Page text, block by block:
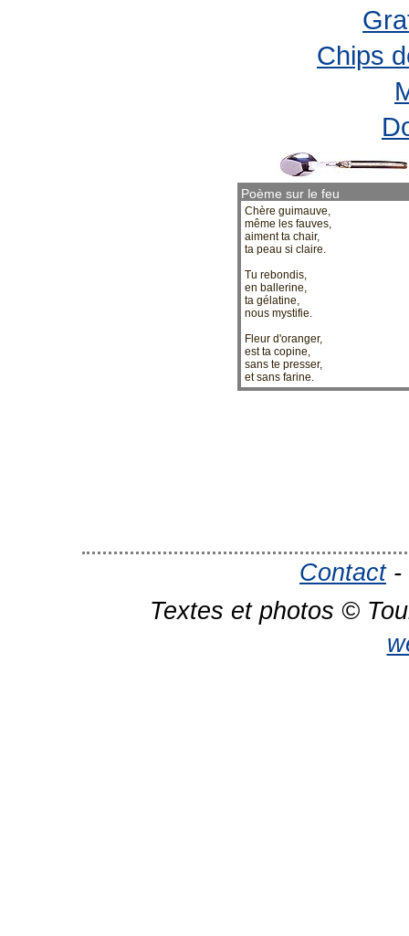
Chips
Poème sur le feu
Chère guimauve,
même les fauves,
aiment ta chair,
ta peau si claire.
Tu rebondis,
en ballerine,
ta gélatine,
nous mystifie.
Fleur d'oranger,
est ta copine,
sans te presser,
et sans farine.
Contact-
Textes et photos ©